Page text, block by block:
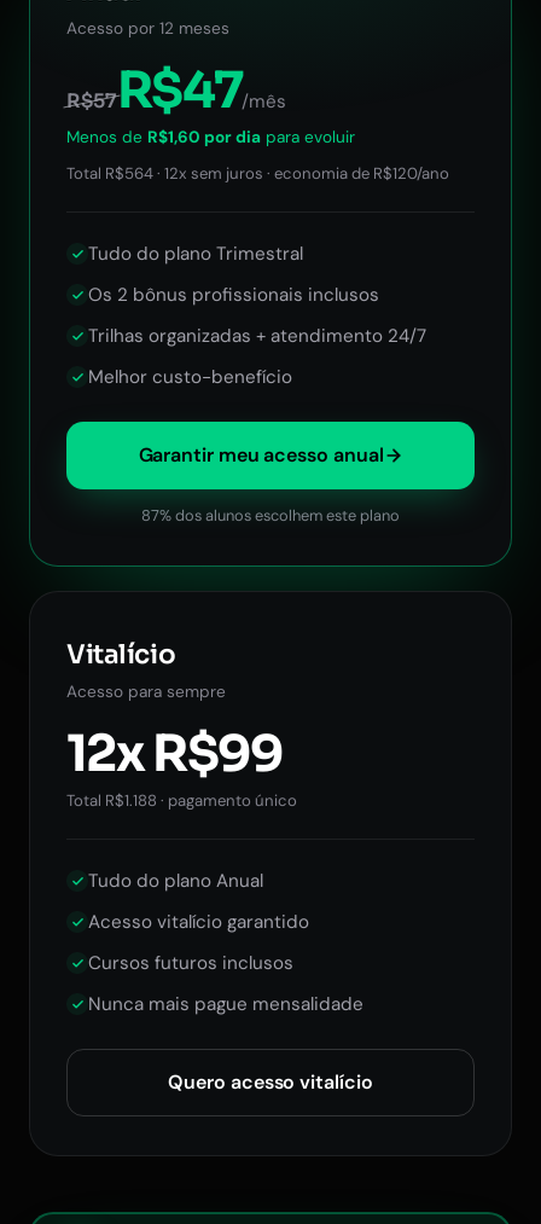
Acesso por 12 meses
R$57R$47/mês
Menos de R$1,60 por dia para evoluir
Total R$564 · 12x sem juros · economia de R$120/ano
Tudo do plano Trimestral
Os 2 bônus profissionais inclusos
Trilhas organizadas + atendimento 24/7
Melhor custo-benefício
Garantir meu acesso anual
87% dos alunos escolhem este plano
Vitalício
Acesso para sempre
12x R$99
Total R$1.188 · pagamento único
Tudo do plano Anual
Acesso vitalício garantido
Cursos futuros inclusos
Nunca mais pague mensalidade
Quero acesso vitalício